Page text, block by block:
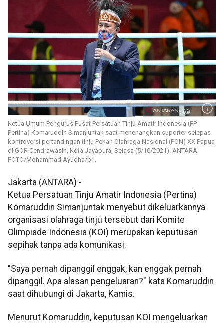
Ketua Umum Pengurus Pusat Persatuan Tinju Amatir Indonesia (PP
Pertina) Komaruddin Simanjuntak saat menenangkan suporter selepas
kontroversi pertandingan tinju Pekan Olahraga Nasional (PON) XX Papua
di GOR Cendrawasih, Kota Jayapura, Selasa (5/10/2021). ANTARA
FOTO/Mohammad Ayudha/pri.
Jakarta (ANTARA) -
Ketua Persatuan Tinju Amatir Indonesia (Pertina)
Komaruddin Simanjuntak menyebut dikeluarkannya
organisasi olahraga tinju tersebut dari Komite
Olimpiade Indonesia (KOI) merupakan keputusan
sepihak tanpa ada komunikasi.
"Saya pernah dipanggil enggak, kan enggak pernah
dipanggil. Apa alasan pengeluaran?" kata Komaruddin
saat dihubungi di Jakarta, Kamis.
Menurut Komaruddin, keputusan KOI mengeluarkan